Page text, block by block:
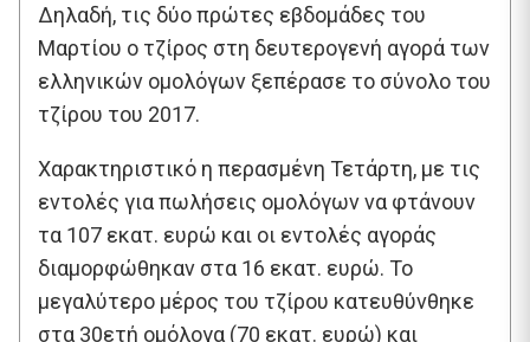
Δηλαδή, τις δύο πρώτες εβδομάδες του
Μαρτίου ο τζίρος στη δευτερογενή αγορά των
ελληνικών ομολόγων ξεπέρασε το σύνολο του
τζίρου του 2017.
Χαρακτηριστικό η περασμένη Τετάρτη, με τις
εντολές για πωλήσεις ομολόγων να φτάνουν
τα 107 εκατ. ευρώ και οι εντολές αγοράς
διαμορφώθηκαν στα 16 εκατ. ευρώ. Το
μεγαλύτερο μέρος του τζίρου κατευθύνθηκε
στα 30ετή ομόλογα (70 εκατ. ευρώ) και